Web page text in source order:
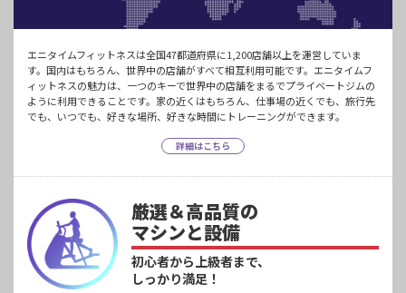
エニタイムフィットネスは全国47都道府県に1,200店舗以上を運営していま
す。国内はもちろん、世界中の店舗がすべて相互利用可能です。エニタイムフ
ィットネスの魅力は、一つのキーで世界中の店舗をまるでプライベートジムの
ように利用できることです。家の近くはもちろん、仕事場の近くでも、旅行先
でも、いつでも、好きな場所、好きな時間にトレーニングができます。
詳細はこちら
厳選＆高品質の
マシンと設備
初心者から上級者まで、
しっかり満足！